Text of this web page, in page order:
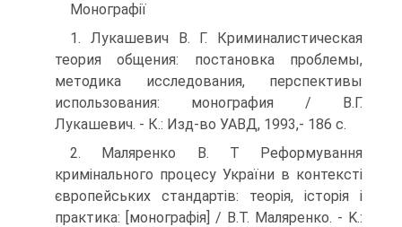
Монографії
1. Лукашевич В. Г. Криминалистическая
теория общения: по­становка проблемы,
методика исследования, перспективы
использования: монография / В.Г.
Лукашевич. - К.: Изд-во УАВД, 1993,- 186 с.
2. Маляренко В. T Реформування
кримінального процесу Укра­їни в контексті
європейських стандартів: теорія, історія і
прак­тика: [монографія] / В.Т. Маляренко. - K.: